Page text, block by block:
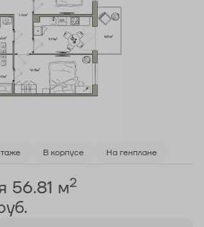
В корпусе На генплане
56.81 м2